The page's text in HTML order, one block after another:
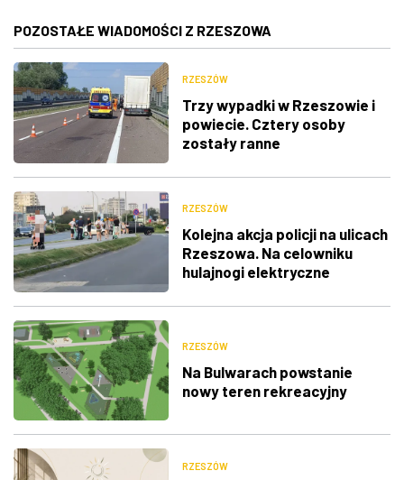
POZOSTAŁE WIADOMOŚCI Z RZESZOWA
RZESZÓW
Trzy wypadki w Rzeszowie i
powiecie. Cztery osoby
zostały ranne
RZESZÓW
Kolejna akcja policji na ulicach
Rzeszowa. Na celowniku
hulajnogi elektryczne
RZESZÓW
Na Bulwarach powstanie
nowy teren rekreacyjny
RZESZÓW